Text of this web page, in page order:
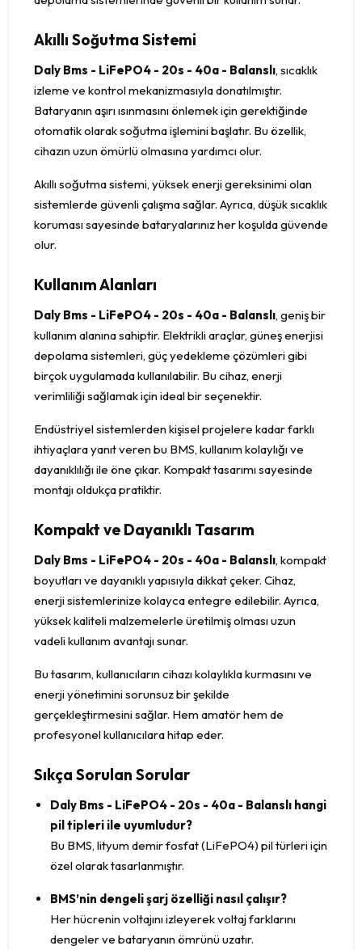
Akıllı Soğutma Sistemi
Daly Bms - LiFePO4 - 20s - 40a - Balanslı, sıcaklık
izleme ve kontrol mekanizmasıyla donatılmıştır.
Bataryanın aşırı ısınmasını önlemek için gerektiğinde
otomatik olarak soğutma işlemini başlatır. Bu özellik,
cihazın uzun ömürlü olmasına yardımcı olur.
Akıllı soğutma sistemi, yüksek enerji gereksinimi olan
sistemlerde güvenli çalışma sağlar. Ayrıca, düşük sıcaklık
koruması sayesinde bataryalarınız her koşulda güvende
olur.
Kullanım Alanları
Daly Bms - LiFePO4 - 20s - 40a - Balanslı, geniş bir
kullanım alanına sahiptir. Elektrikli araçlar, güneş enerjisi
depolama sistemleri, güç yedekleme çözümleri gibi
birçok uygulamada kullanılabilir. Bu cihaz, enerji
verimliliği sağlamak için ideal bir seçenektir.
Endüstriyel sistemlerden kişisel projelere kadar farklı
ihtiyaçlara yanıt veren bu BMS, kullanım kolaylığı ve
dayanıklılığı ile öne çıkar. Kompakt tasarımı sayesinde
montajı oldukça pratiktir.
Kompakt ve Dayanıklı Tasarım
Daly Bms - LiFePO4 - 20s - 40a - Balanslı, kompakt
boyutları ve dayanıklı yapısıyla dikkat çeker. Cihaz,
enerji sistemlerinize kolayca entegre edilebilir. Ayrıca,
yüksek kaliteli malzemelerle üretilmiş olması uzun
vadeli kullanım avantajı sunar.
Bu tasarım, kullanıcıların cihazı kolaylıkla kurmasını ve
enerji yönetimini sorunsuz bir şekilde
gerçekleştirmesini sağlar. Hem amatör hem de
profesyonel kullanıcılara hitap eder.
Sıkça Sorulan Sorular
Daly Bms - LiFePO4 - 20s - 40a - Balanslı hangi
pil tipleri ile uyumludur?
Bu BMS, lityum demir fosfat (LiFePO4) pil türleri için
özel olarak tasarlanmıştır.
BMS’nin dengeli şarj özelliği nasıl çalışır?
Her hücrenin voltajını izleyerek voltaj farklarını
dengeler ve bataryanın ömrünü uzatır.